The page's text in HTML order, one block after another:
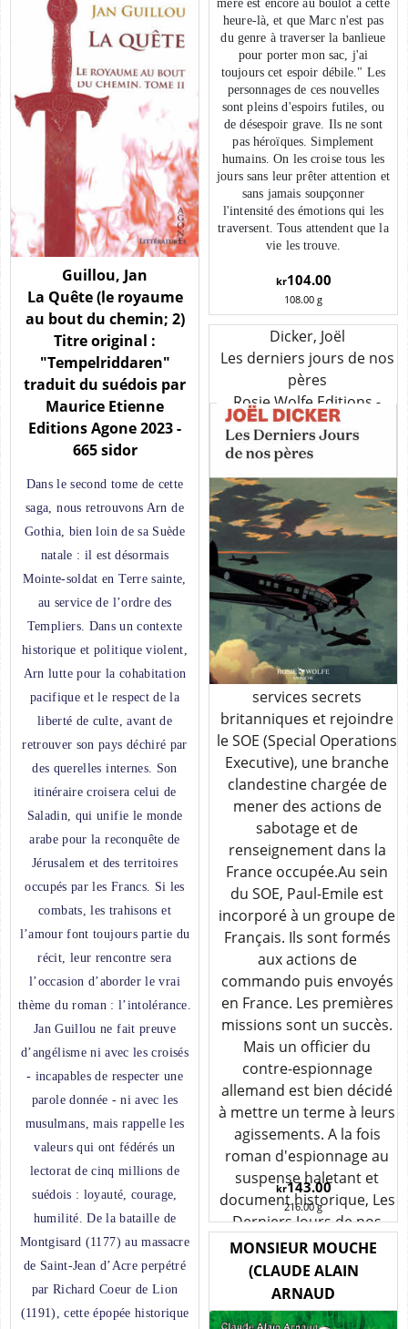
mère est encore au boulot à cette
heure-là, et que Marc n'est pas
du genre à traverser la banlieue
pour porter mon sac, j'ai
toujours cet espoir débile." Les
personnages de ces nouvelles
sont pleins d'espoirs futiles, ou
de désespoir grave. Ils ne sont
pas héroïques. Simplement
humains. On les croise tous les
jours sans leur prêter attention et
sans jamais soupçonner
l'intensité des émotions qui les
traversent. Tous attendent que la
vie les trouve.
kr104.00
108.00 g
Guillou, Jan
La Quête (le royaume
au bout du chemin; 2)
Titre original :
"Tempelriddaren"
traduit du suédois par
Maurice Etienne
Editions Agone 2023 -
665 sidor
Dans le second tome de cette
saga, nous retrouvons Arn de
Gothia, bien loin de sa Suède
natale : il est désormais
Mointe-soldat en Terre sainte,
au service de l’ordre des
Templiers. Dans un contexte
historique et politique violent,
Arn lutte pour la cohabitation
pacifique et le respect de la
liberté de culte, avant de
retrouver son pays déchiré par
des querelles internes. Son
itinéraire croisera celui de
Saladin, qui unifie le monde
arabe pour la reconquête de
Jérusalem et des territoires
occupés par les Francs. Si les
combats, les trahisons et
l’amour font toujours partie du
récit, leur rencontre sera
l’occasion d’aborder le vrai
thème du roman : l’intolérance.
Jan Guillou ne fait preuve
d’angélisme ni avec les croisés
- incapables de respecter une
parole donnée - ni avec les
musulmans, mais rappelle les
valeurs qui ont fédérés un
lectorat de cinq millions de
suédois : loyauté, courage,
humilité. De la bataille de
Montgisard (1177) au massacre
de Saint-Jean d’Acre perpétré
par Richard Coeur de Lion
(1191), cette épopée historique
LES DERNIERS JOURS DE
NOS PÈRES (JOËL
DICKER)
Dicker, Joël
Les derniers jours de
nos pères
Rosie Wolfe Editions -
2022 - 456 sidor
…
Dicker, Joël
Les derniers jours de nos
pères
Rosie Wolfe Editions -
2022/2026 - 456 sidor
Les infiltrés 1941, l'Europe
est occupée par
l'Allemagne nazie.
Lorsque le jeune Paul-
Emile, âgé de vingt ans,
quitte Paris pour Londres,
il espère pouvoir donner
un modeste coup de main
à la résistance française. Il
est loin d'imaginer qu'il va
être recruté par les
services secrets
britanniques et rejoindre
le SOE (Special Operations
Executive), une branche
clandestine chargée de
mener des actions de
sabotage et de
renseignement dans la
France occupée.Au sein
du SOE, Paul-Emile est
incorporé à un groupe de
Français. Ils sont formés
aux actions de
commando puis envoyés
en France. Les premières
missions sont un succès.
Mais un officier du
contre-espionnage
allemand est bien décidé
à mettre un terme à leurs
agissements. A la fois
roman d'espionnage au
suspense haletant et
document historique, Les
Derniers Jours de nos
pères est l'un des
premiers récits à lever le
voile sur l'histoire vraie
du SOE dont l'existence a
kr143.00
216.00g
MONSIEUR MOUCHE
(CLAUDE ALAIN
ARNAUD